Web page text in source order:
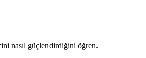
nasıl güçlendirdiğini öğren.